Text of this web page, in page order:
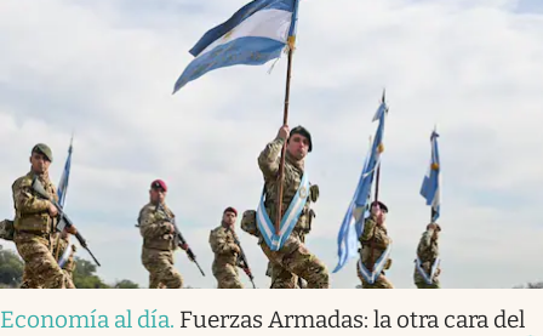
Economía al día. Fuerzas Armadas: la otra cara del